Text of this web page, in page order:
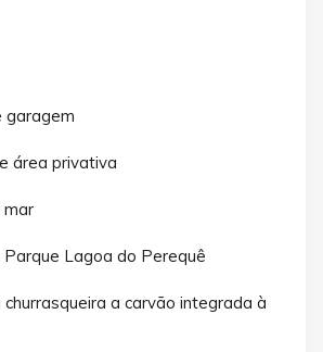
garagem
área privativa
mar
Parque Lagoa do Perequê
churrasqueira a carvão integrada à